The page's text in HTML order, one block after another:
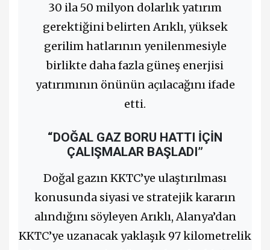
30 ila 50 milyon dolarlık yatırım
gerektiğini belirten Arıklı, yüksek
gerilim hatlarının yenilenmesiyle
birlikte daha fazla güneş enerjisi
yatırımının önünün açılacağını ifade
etti.
“DOĞAL GAZ BORU HATTI İÇİN
ÇALIŞMALAR BAŞLADI”
Doğal gazın KKTC’ye ulaştırılması
konusunda siyasi ve stratejik kararın
alındığını söyleyen Arıklı, Alanya’dan
KKTC’ye uzanacak yaklaşık 97 kilometrelik